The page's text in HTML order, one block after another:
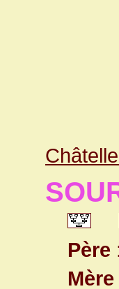
Père
Mère